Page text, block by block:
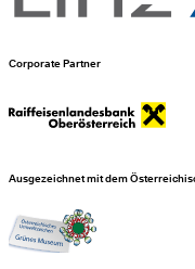
Corporate Partner
Ausgezeichnet mit dem